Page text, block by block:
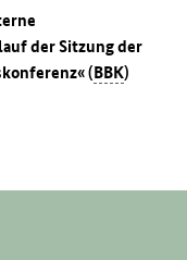
der Sitzung der
(BBK)